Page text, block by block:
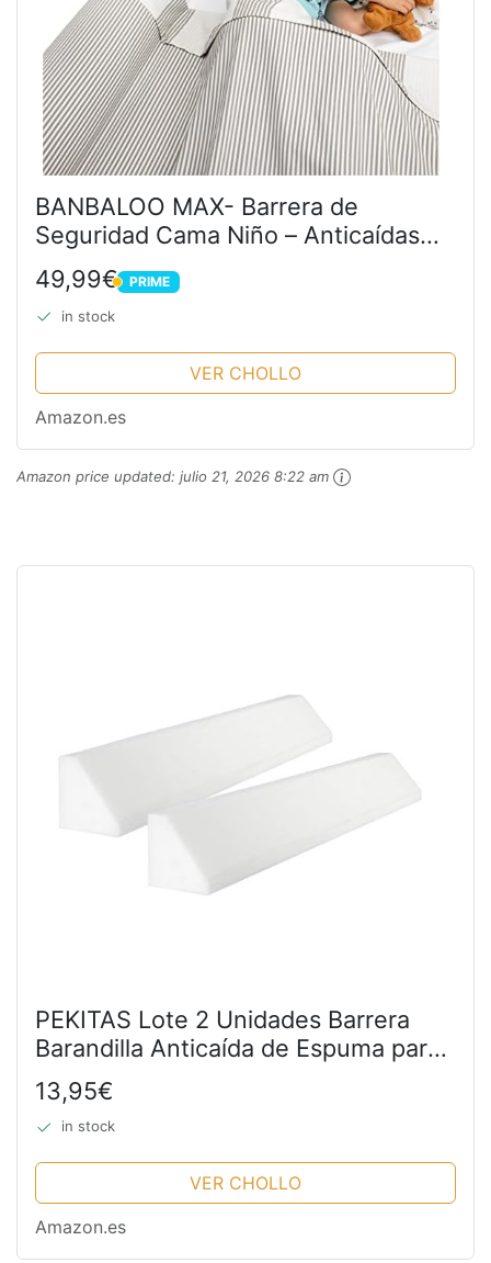
BANBALOO MAX- Barrera de
Seguridad Cama Niño – Anticaídas
infantil/Barandilla de Espuma
Antideslizante con Protector de
Colchón Impermeable, para Camas...
49,99€ PRIME
PRIME
in stock
VER CHOLLO
Amazon.es
Amazon price updated: julio 21, 2026 8:22 am
PEKITAS Lote 2 Unidades Barrera
Barandilla Anticaída de Espuma para
Cama Bebés Niños Montessori
Longitud 120 cm
13,95€
in stock
VER CHOLLO
Amazon.es